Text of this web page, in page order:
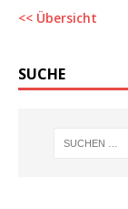
<< Übersicht
SUCHE